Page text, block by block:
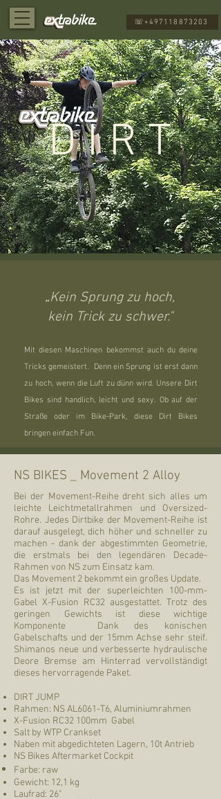
☏+497118873203
D I R T
„Kein Sprung zu hoch,
kein Trick zu schwer."
Mit diesen Maschinen bekommst auch du deine
Tricks gemeistert. Denn ein Sprung ist erst dann
zu hoch, wenn die Luft zu dünn wird. Unsere Dirt
Bikes sind handlich, leicht und sexy. Ob auf der
Straße oder im Bike-Park, diese Dirt Bikes
bringen einfach Fun.
NS BIKES _ Movement 2 Alloy
​Bei der Movement-Reihe dreht sich alles um
leichte Leichtmetallrahmen und Oversized-
Rohre. Jedes Dirtbike der Movement-Reihe ist
darauf ausgelegt, dich höher und schneller zu
machen - dank der abgestimmten Geometrie,
die erstmals bei den legendären Decade-
Rahmen von NS zum Einsatz kam.
Das Movement 2 bekommt ein großes Update.
Es ist jetzt mit der superleichten 100-mm-
Gabel X-Fusion RC32 ausgestattet. Trotz des
geringen Gewichts ist diese wichtige
Komponente Dank des konischen
Gabelschafts und der 15mm Achse sehr steif.
Shimanos neue und verbesserte hydraulische
Deore Bremse am Hinterrad vervollständigt
dieses hervorragende Paket.
DIRT JUMP
Rahmen: NS AL6061-T6, Aluminiumrahmen
X-Fusion RC32 100mm Gabel
Salt by WTP Crankset
Naben mit abgedichteten Lagern, 10t Antrieb
NS Bikes Aftermarket Cockpit
Farbe: raw
Gewicht: 12,1 kg
Laufrad: 26"